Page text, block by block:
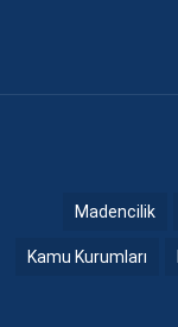
Madencilik
Kamu Kurumları